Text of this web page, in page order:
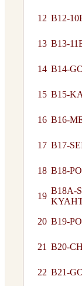
12 B12-
13 B13-
14 B14-
15 B15-
16 B16-
17 B17-
18 B18-
19
B18A-
20 B19-
21 B20-
22 B21-